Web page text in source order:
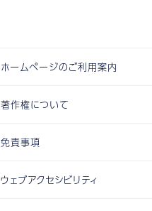
ホームページのご利用案内
著作権について
免責事項
ウェブアクセシビリティ